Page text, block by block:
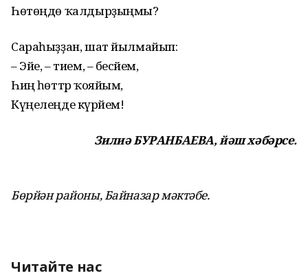
Һөтөңдө ҡалдырҙыңмы?
Сараһыҙҙан, шат йылмайып:
– Эйе, – тием, – бесәйем,
Һиңә һөттәр ҡояйым,
Күңелеңде күрәйем!
Зилиә БУРАНБАЕВА, йәш хәбәрсе.
Бөрйән районы, Байназар мәктәбе.
Читайте нас